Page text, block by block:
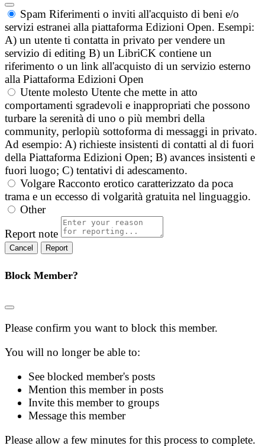
Spam Riferimenti o inviti all'acquisto di beni e/o
servizi estranei alla piattaforma Edizioni Open. Esempi:
A) un utente ti contatta in privato per vendere un
servizio di editing B) un LibriCK contiene un
riferimento o un link all'acquisto di un servizio esterno
alla Piattaforma Edizioni Open
Utente molesto Utente che mette in atto
comportamenti sgradevoli e inappropriati che possono
turbare la serenità di uno o più membri della
community, perlopiù sottoforma di messaggi in privato.
Ad esempio: A) richieste insistenti di contatti al di fuori
della Piattaforma Edizioni Open; B) avances insistenti e
fuori luogo; C) tentativi di adescamento.
Volgare Racconto erotico caratterizzato da poca
trama e un eccesso di volgarità gratuita nel linguaggio.
Other
Report note
Report
Block Member?
Please confirm you want to block this member.
You will no longer be able to:
See blocked member's posts
Mention this member in posts
Invite this member to groups
Message this member
Please allow a few minutes for this process to complete.